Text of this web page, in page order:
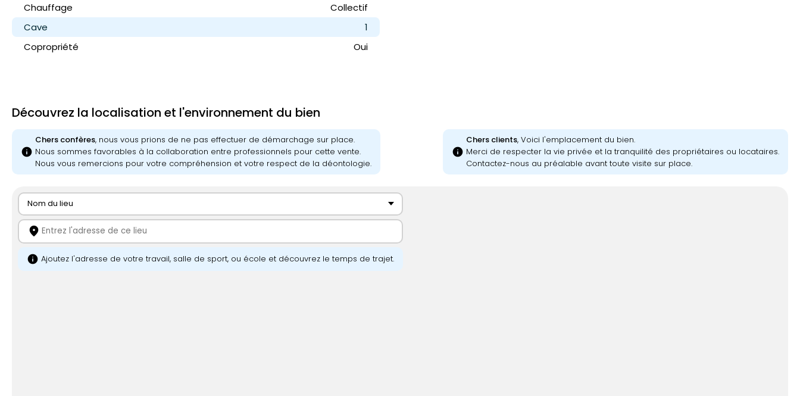
Chauffage
Collectif
Cave
1
Copropriété
Oui
Découvrez la localisation et l'environnement du bien
info
Chers confères, nous vous prions de ne pas effectuer de démarchage sur place.
Nous sommes favorables à la collaboration entre professionnels pour cette vente.
Nous vous remercions pour votre compréhension et votre respect de la déontologie.
info
Chers clients, Voici l'emplacement du bien.
Merci de respecter la vie privée et la tranquilité des propriétaires ou locataires.
Contactez-nous au préalable avant toute visite sur place.
Nom du lieu
location_on
info Ajoutez l'adresse de votre travail, salle de sport, ou école et découvrez le temps de trajet.